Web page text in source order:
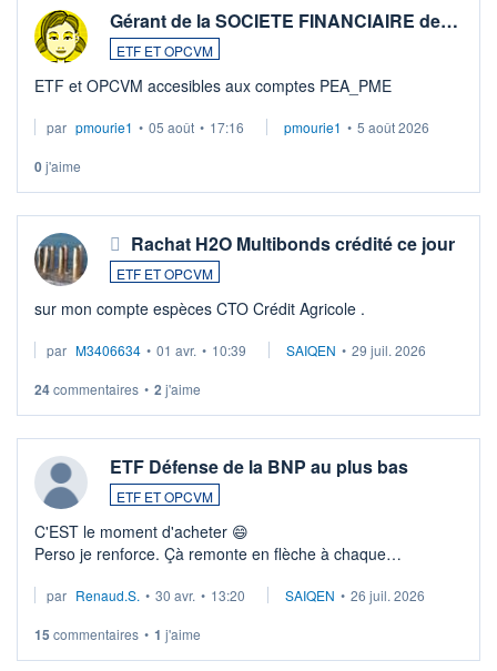
Gérant de la SOCIETE FINANCIAIRE de…
ETF ET OPCVM
ETF et OPCVM accesibles aux comptes PEA_PME
par pmourie1 • 05 août • 17:16 pmourie1 • 5 août 2026
0j'aime
Rachat H2O Multibonds crédité ce jour
ETF ET OPCVM
sur mon compte espèces CTO Crédit Agricole .
par M3406634 • 01 avr. • 10:39 SAIQEN • 29 juil. 2026
24commentaires • 2 j'aime
ETF Défense de la BNP au plus bas
ETF ET OPCVM
C'EST le moment d'acheter 😄​
Perso je renforce. Çà remonte en flèche à chaque
Investissement long terme tip top pour sa retraite.
par Renaud.S. • 30 avr. • 13:20 SAIQEN • 26 juil. 2026
15 commentaires • 1 j'aime